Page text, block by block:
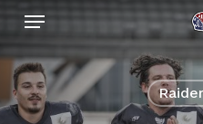
Skip
main
content
Menu